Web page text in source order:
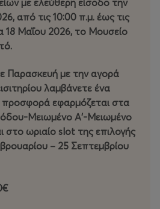
με ελεύθερη είσοδο την
από τις 10:00 π.μ. έως τις
18 Μαΐου 2026, το Μουσείο
Παρασκευή με την αγορά
λαμβάνετε ένα
εφαρμόζεται στα
Μειωμένο Α'-Μειωμένο
στο ωριαίο slot της επιλογής
– 25 Σεπτεμβρίου